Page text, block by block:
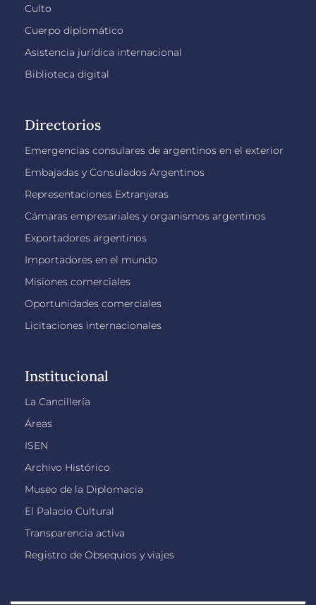
Culto
Cuerpo diplomático
Asistencia jurídica internacional
Biblioteca digital
Directorios
Emergencias consulares de argentinos en el exterior
Embajadas y Consulados Argentinos
Representaciones Extranjeras
Cámaras empresariales y organismos argentinos
Exportadores argentinos
Importadores en el mundo
Misiones comerciales
Oportunidades comerciales
Licitaciones internacionales
Institucional
La Cancillería
Áreas
ISEN
Archivo Histórico
Museo de la Diplomacia
El Palacio Cultural
Transparencia activa
Registro de Obsequios y viajes